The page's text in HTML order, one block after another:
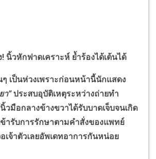
! นิ้วหักฟาดเคราะห์ ย้ำร้องได้เต้นได้
ป็นห่วงเพราะก่อนหน้านี้นักแสดง
า”ประสบอุบัติเหตุระหว่างถ่ายทำ
วมือกลางข้างขวาได้รับบาดเจ็บจนเกิด
ารับการรักษาตามคำสั่งของแพทย์
เจ้าตัวเลยอัพเดทอาการกันหน่อย